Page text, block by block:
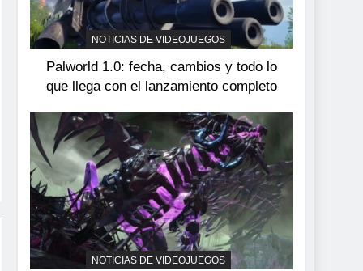
devuelve el espectáculo
de la conducción
Series X|S y PC
NOTICIAS DE VIDEOJUEGOS
NOTICIAS DE VIDEOJUEGOS
Palworld 1.0: fecha, cambios y todo lo
que llega con el lanzamiento completo
NOTICIAS DE VIDEOJUEGOS